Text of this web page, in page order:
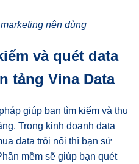
nên dùng
và quét data
tảng Vina Data
giúp bạn tìm kiếm và thu
Trong kinh doanh data
data trôi nổi thì bạn sử
mềm sẽ giúp bạn quét